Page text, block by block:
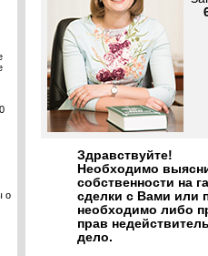
о
Здравствуйте!
Необходимо
собственности на
сделки с Вами или
необходимо либо
прав
дело.